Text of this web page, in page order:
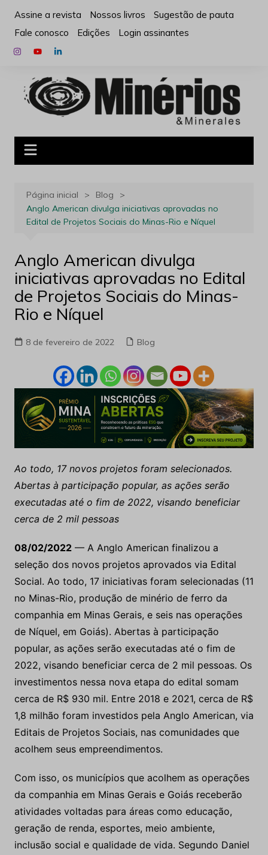
para
conteúdo
Assine a revista Nossos livros
Sugestão de pauta
Fale conosco
Edições Login assinantes
Página inicial
Blog
Anglo American divulga iniciativas aprovadas no
Edital de Projetos Sociais do Minas-Rio e Níquel
Anglo American divulga
iniciativas aprovadas no Edital
de Projetos Sociais do Minas-
Rio e Níquel
8 de fevereiro de 2022 Blog
Ao todo, 17 novos projetos foram selecionados.
Abertas à participação popular, as ações serão
executadas até o fim de 2022, visando beneficiar
cerca de 2 mil pessoas
08/02/2022— A Anglo American finalizou a
seleção dos novos projetos aprovados via Edital
Social. Ao todo, 17 iniciativas foram selecionadas (11
no Minas-Rio, produção de minério de ferro da
companhia em Minas Gerais, e seis nas operações
de Níquel, em Goiás). Abertas à participação
popular, as ações serão executadas até o fim de
2022, visando beneficiar cerca de 2 mil pessoas. Os
investimentos nessa nova etapa do edital somam
cerca de R$ 930 mil. Entre 2018 e 2021, cerca de R$
1,8 milhão foram investidos pela Anglo American, via
Editais de Projetos Sociais, nas comunidades que
acolhem seus empreendimentos.
Com isso, os municípios que acolhem as operações
da companhia em Minas Gerais e Goiás receberão
atividades voltadas para áreas como educação,
geração de renda, esportes, meio ambiente,
inclusão social e qualidade de vida. Segundo Daniel